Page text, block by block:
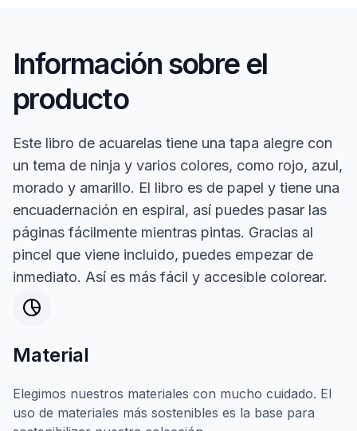
Información sobre el
producto
Este libro de acuarelas tiene una tapa alegre con
un tema de ninja y varios colores, como rojo, azul,
morado y amarillo. El libro es de papel y tiene una
encuadernación en espiral, así puedes pasar las
páginas fácilmente mientras pintas. Gracias al
pincel que viene incluido, puedes empezar de
inmediato. Así es más fácil y accesible colorear.
Material
Elegimos nuestros materiales con mucho cuidado. El
uso de materiales más sostenibles es la base para